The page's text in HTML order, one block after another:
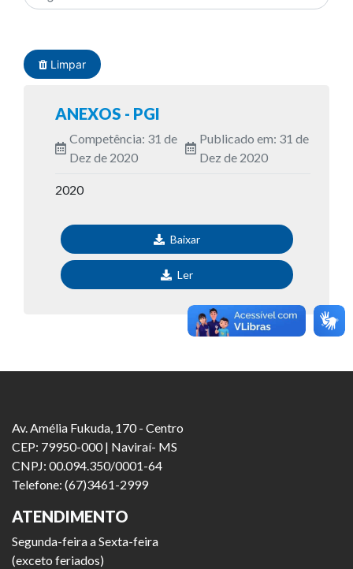
Limpar
ANEXOS - PGI
Competência: 31 de
Dez de 2020
Publicado em: 31 de
Dez de 2020
2020
Baixar
Ler
Av. Amélia Fukuda, 170 - Centro
CEP: 79950-000 | Naviraí- MS
CNPJ: 00.094.350/0001-64
Telefone: (67)3461-2999
ATENDIMENTO
Segunda-feira a Sexta-feira
(exceto feriados)